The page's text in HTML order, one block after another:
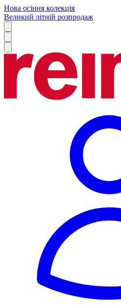
Нова осіння колекція
Великий літній розпродаж